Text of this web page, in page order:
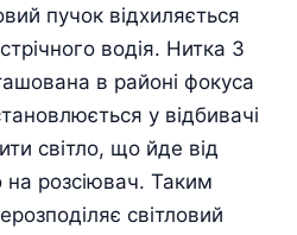
пучок відхиляється
водія. Нитка 3
в районі фокуса
у відбивачі
світло, що йде від
розсіювач. Таким
світловий